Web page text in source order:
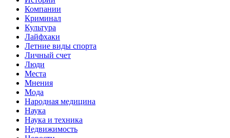
Компании
Криминал
Культура
Лайфхаки
Летние виды спорта
Личный счет
Люди
Места
Мнения
Мода
Народная медицина
Наука
Наука и техника
Недвижимость